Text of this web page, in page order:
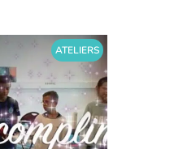
ATELIERS